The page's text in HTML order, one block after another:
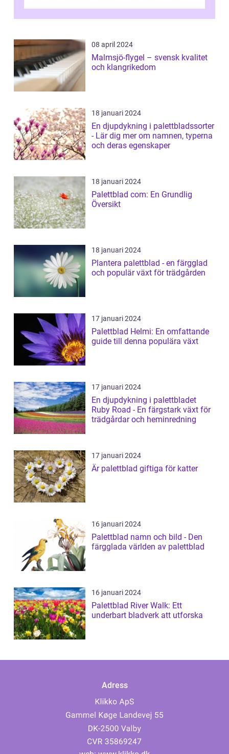
08 april 2024
Malmsjö-flygel – svensk kvalitet
och klangrikedom
18 januari 2024
En djupdykning i palettbladssorter
- Lär dig mer om namnen, typerna
och deras egenskaper
18 januari 2024
Palettblad com: En Grundlig
Översikt
18 januari 2024
Plantera palettblad - en färgglad
och populär växt för trädgården
17 januari 2024
Palettblad Helmi: En omfattande
guide till denna populära växt
17 januari 2024
En djupdykning i palettbladet
Ruby Road - En färgstark växt för
trädgårdar och heminredning
17 januari 2024
Är palettblad giftiga för katter
16 januari 2024
Palettblad namn och bild - Den
färgglada världen av palettblad
16 januari 2024
Palettblad River Walk: Ett
underbart bladverk att utforska
Adress